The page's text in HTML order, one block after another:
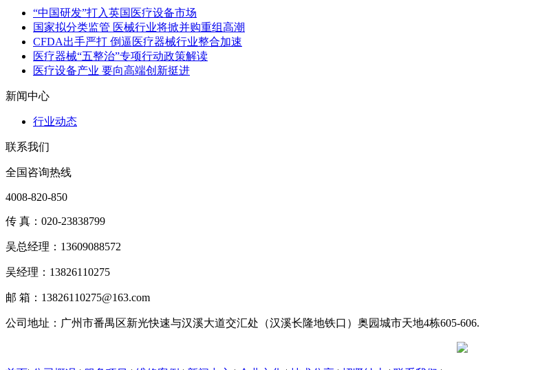
“中国研发”打入英国医疗设备市场
国家拟分类监管 医械行业将掀并购重组高潮
CFDA出手严打 倒逼医疗器械行业整合加速
医疗器械“五整治”专项行动政策解读
医疗设备产业 要向高端创新挺进
新闻中心
行业动态
联系我们
全国咨询热线
4008-820-850
传 真：020-23838799
吴总经理：13609088572
吴经理：13826110275
邮 箱：13826110275@163.com
公司地址：广州市番禺区新光快速与汉溪大道交汇处（汉溪长隆地铁口）奥园城市天地4栋605-606.